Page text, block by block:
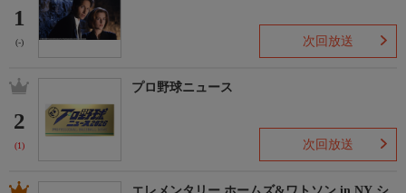
1
(-) 次回放送
2
(1)
プロ野球ニュース
次回放送